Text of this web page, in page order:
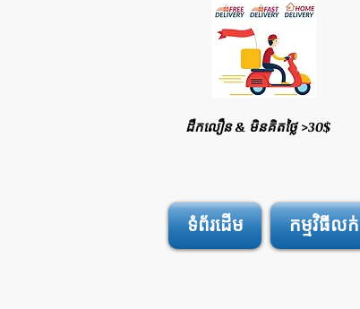
ដឹកលឿន & មិនគិតថ្លៃ >30$
ទំព័រដើម កម្មវិធីលក់